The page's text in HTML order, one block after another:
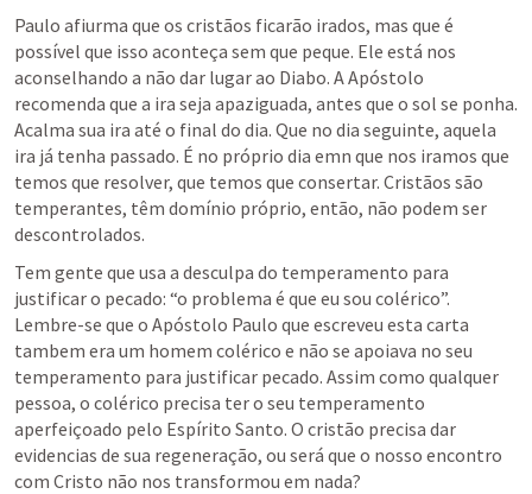
Paulo afiurma que os cristãos ficarão irados, mas que é
possível que isso aconteça sem que peque. Ele está nos
aconselhando a não dar lugar ao Diabo. A Apóstolo
recomenda que a ira seja apaziguada, antes que o sol se ponha.
Acalma sua ira até o final do dia. Que no dia seguinte, aquela
ira já tenha passado. É no próprio dia emn que nos iramos que
temos que resolver, que temos que consertar. Cristãos são
temperantes, têm domínio próprio, então, não podem ser
descontrolados.
Tem gente que usa a desculpa do temperamento para
justificar o pecado: “o problema é que eu sou colérico”.
Lembre-se que o Apóstolo Paulo que escreveu esta carta
tambem era um homem colérico e não se apoiava no seu
temperamento para justificar pecado. Assim como qualquer
pessoa, o colérico precisa ter o seu temperamento
aperfeiçoado pelo Espírito Santo. O cristão precisa dar
evidencias de sua regeneração, ou será que o nosso encontro
com Cristo não nos transformou em nada?